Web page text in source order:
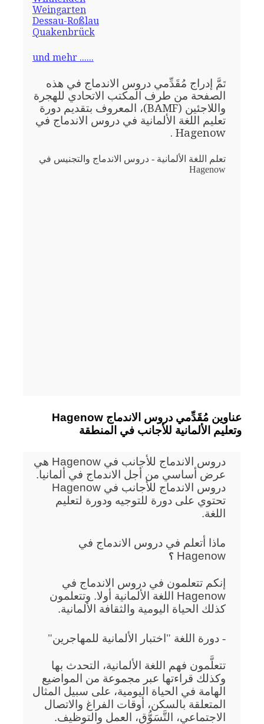
Weingarten
Dessau-Roßlau
Quakenbrück
und mehr ......
تَمَّ إدراج مُقَدِّمي دروس الاندماج في هذه
الصفحة من طرف المكتب الاتحادي للهجرة
واللاجئين (BAMF)، المعروف بتقديم دورة
تعليم اللغة الألمانية في دروس الاندماج في
Hagenow .
تعلم اللغة الألمانية - دروس الاندماج والتجنيس في
Hagenow
Hagenow عناوين مُقَدِّمي دروس الاندماج
وتعليم الألمانية للأجانب في المنطقة
دروس الاندماج للأجانب في Hagenow هي
عرض أساسي من أجل الاندماج في ألمانيا.
دروس الاندماج للأجانب في Hagenow
تحتوي على دورة للتوجيه ودورة لتعليم
اللغة.
ماذا أتعلم في دروس الاندماج في
Hagenow ؟
إنكم تتعلمون في دروس الاندماج في
Hagenow اللغة الألمانية أولا. وتتعلمون
كذلك الحياة اليومية والثقافة الألمانية.
- دورة اللغة "اختبار الألمانية للمهاجرين"
تتعلَّمون فهم اللغة الألمانية، التحدث بها
وكذلك قراءتها عبر مجموعة من المواضيع
الهامة في الحياة اليومية، على سبيل المثال
المتعلقة بالسكن، أوقات الفراغ والاتصال
الاجتماعي، التَّسَوُّق، العمل والتوظيف.